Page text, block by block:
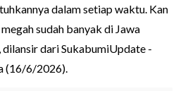
dalam setiap waktu. Kan
sudah banyak di Jawa
dari SukabumiUpdate -
(16/6/2026).